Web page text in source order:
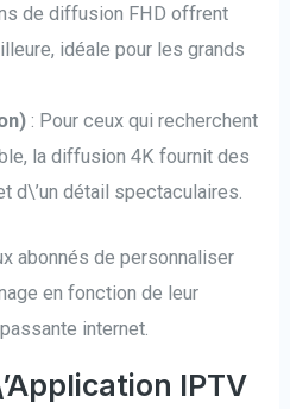
de diffusion FHD offrent
idéale pour les grands
: Pour ceux qui recherchent
la diffusion 4K fournit des
d\’un détail spectaculaires.
abonnés de personnaliser
en fonction de leur
internet.
IPTV